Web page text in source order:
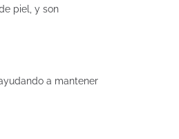
piel, y son
a mantener